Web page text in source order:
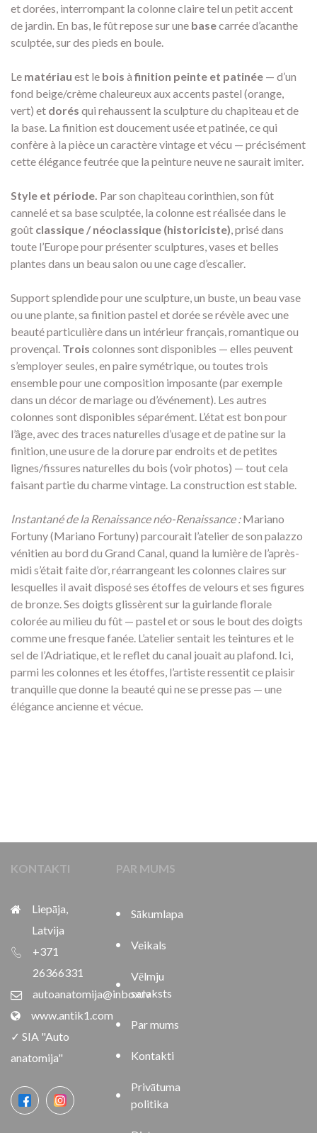
et dorées, interrompant la colonne claire tel un petit accent
de jardin. En bas, le fût repose sur une basecarrée d’acanthe
sculptée, sur des pieds en boule.
Le matériau est le bois àfinition peinte et patinée — d’un
fond beige/crème chaleureux aux accents pastel (orange,
vert) et dorés qui rehaussent la sculpture du chapiteau et de
la base. La finition est doucement usée et patinée, ce qui
confère à la pièce un caractère vintage et vécu — précisément
cette élégance feutrée que la peinture neuve ne saurait imiter.
Style et période. Par son chapiteau corinthien, son fût
cannelé et sa base sculptée, la colonne est réalisée dans le
goût classique / néoclassique (historiciste), prisé dans
toute l’Europe pour présenter sculptures, vases et belles
plantes dans un beau salon ou une cage d’escalier.
Support splendide pour une sculpture, un buste, un beau vase
ou une plante, sa finition pastel et dorée se révèle avec une
beauté particulière dans un intérieur français, romantique ou
provençal. Trois colonnes sont disponibles — elles peuvent
s’employer seules, en paire symétrique, ou toutes trois
ensemble pour une composition imposante (par exemple
dans un décor de mariage ou d’événement). Les autres
colonnes sont disponibles séparément. L’état est bon pour
l’âge, avec des traces naturelles d’usage et de patine sur la
finition, une usure de la dorure par endroits et de petites
lignes/fissures naturelles du bois (voir photos) — tout cela
faisant partie du charme vintage. La construction est stable.
Instantané de la Renaissance néo-Renaissance :Mariano
Fortuny (Mariano Fortuny) parcourait l’atelier de son palazzo
vénitien au bord du Grand Canal, quand la lumière de l’après-
midi s’était faite d’or, réarrangeant les colonnes claires sur
lesquelles il avait disposé ses étoffes de velours et ses figures
de bronze. Ses doigts glissèrent sur la guirlande florale
colorée au milieu du fût — pastel et or sous le bout des doigts
comme une fresque fanée. L’atelier sentait les teintures et le
sel de l’Adriatique, et le reflet du canal jouait au plafond. Ici,
parmi les colonnes et les étoffes, l’artiste ressentit ce plaisir
tranquille que donne la beauté qui ne se presse pas — une
élégance ancienne et vécue.
KONTAKTI
Liepāja,
Latvija
+371
26366331
autoanatomija@inbox.lv
www.antik1.com
✓ SIA "Auto
anatomija"
PAR MUMS
Sākumlapa
Veikals
Vēlmju
saraksts
Par mums
Kontakti
Privātuma
politika